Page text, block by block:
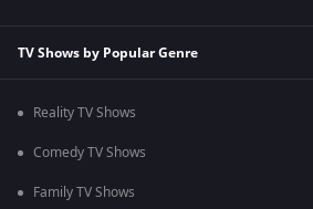
TV Shows by Popular Genre
Reality TV Shows
Comedy TV Shows
Family TV Shows